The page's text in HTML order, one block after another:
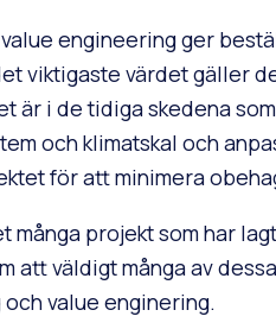
engineering ger
viktigaste värdet gäller
är i de tidiga skedena
och klimatskal och
för att minimera
många projekt som har
att väldigt många av
value enginering.